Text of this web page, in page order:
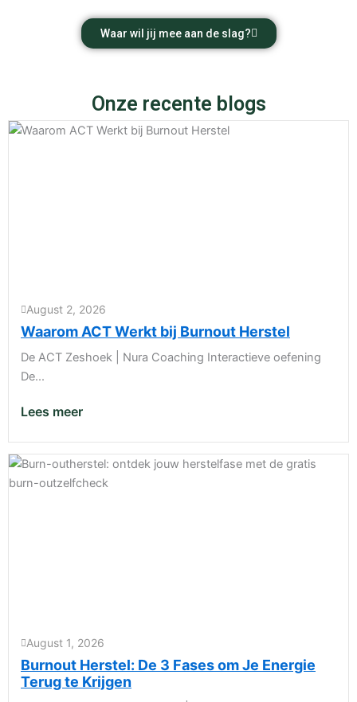
Waar wil jij mee aan de slag?
Onze recente blogs
August 2, 2026
Waarom ACT Werkt bij Burnout Herstel
De ACT Zeshoek | Nura Coaching Interactieve oefening
De...
Lees meer
August 1, 2026
Burnout Herstel: De 3 Fases om Je Energie
Terug te Krijgen